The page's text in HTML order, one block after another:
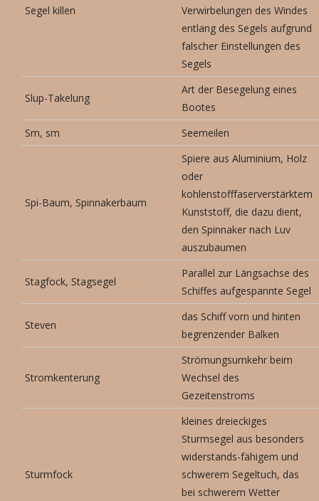
Segel killen
Verwirbelungen des Windes
entlang des Segels aufgrund
falscher Einstellungen des
Segels
Slup-Takelung
Art der Besegelung eines
Bootes
Sm, sm
Seemeilen
Spi-Baum, Spinnakerbaum
Spiere aus Aluminium, Holz
oder
kohlenstofffaserverstärktem
Kunststoff, die dazu dient,
den Spinnaker nach Luv
auszubaumen
Stagfock, Stagsegel
Parallel zur Längsachse des
Schiffes aufgespannte Segel
Steven
das Schiff vorn und hinten
begrenzender Balken
Stromkenterung
Strömungsumkehr beim
Wechsel des
Gezeitenstroms
Sturmfock
kleines dreieckiges
Sturmsegel aus besonders
widerstands-fähigem und
schwerem Segeltuch, das
bei schwerem Wetter